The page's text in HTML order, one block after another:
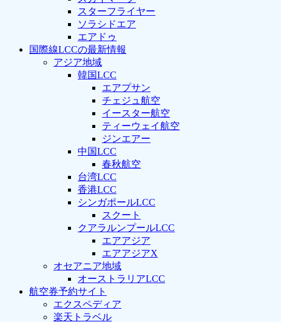
スターフライヤー
ソラシドエア
エアドゥ
国際線LCCの最新情報
アジア地域
韓国LCC
エアプサン
チェジュ航空
イースター航空
ティーウェイ航空
ジンエアー
中国LCC
春秋航空
台湾LCC
香港LCC
シンガポールLCC
スクート
クアラルンプールLCC
エアアジア
エアアジアX
オセアニア地域
オーストラリアLCC
航空券予約サイト
エクスペディア
楽天トラベル